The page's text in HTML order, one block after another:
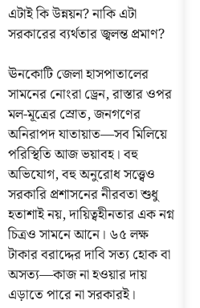
এটাই কি উন্নয়ন? নাকি এটা
সরকারের ব্যর্থতার জ্বলন্ত প্রমাণ?
ঊনকোটি জেলা হাসপাতালের
সামনের নোংরা ড্রেন, রাস্তার ওপর
মল-মূত্রের স্রোত, জনগণের
অনিরাপদ যাতায়াত—সব মিলিয়ে
পরিস্থিতি আজ ভয়াবহ। বহু
অভিযোগ, বহু অনুরোধ সত্ত্বেও
সরকারি প্রশাসনের নীরবতা শুধু
হতাশাই নয়, দায়িত্বহীনতার এক নগ্ন
চিত্রও সামনে আনে। ৬৫ লক্ষ
টাকার বরাদ্দের দাবি সত্য হোক বা
অসত্য—কাজ না হওয়ার দায়
এড়াতে পারে না সরকারই।